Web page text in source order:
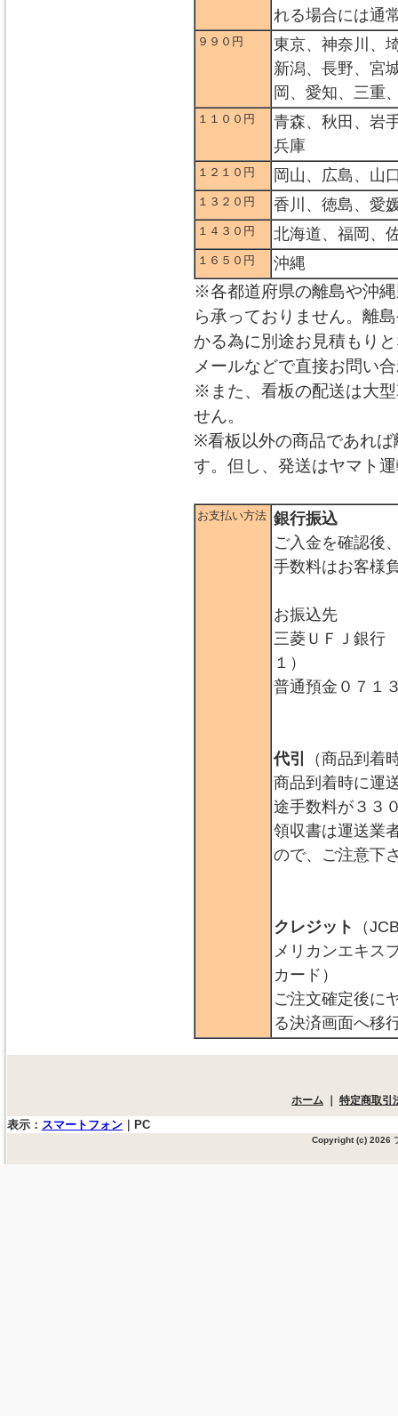
れる場合には通
９９０円
東京、神奈川、
新潟、長野、宮
岡、愛知、三重
１１００円
青森、秋田、岩
兵庫
１２１０円 岡山、広島、山
１３２０円 香川、徳島、愛
１４３０円 北海道、福岡、
１６５０円 沖縄
※各都道府県の離島や沖
ら承っておりません。離
かる為に別途お見積もり
メールなどで直接お問い
※また、看板の配送は大
せん。
※看板以外の商品であれ
す。但し、発送はヤマト
お支払い方法 銀行振込
ご入金を確認後
手数料はお客様
お振込先
三菱ＵＦＪ銀行
１）
普通預金０７１
代引
（商品到着
商品到着時に運
途手数料が３３
領収書は運送業
ので、ご注意下
クレジット
（
メリカンエキス
カード）
ご注文確定後に
る決済画面へ移
ホーム ｜ 特定商取引
表示： スマートフォン PC
Copyright (c) 2026